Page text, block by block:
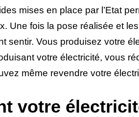
mises en place par l’Etat
Une fois la pose réalisée et
sentir. Vous produisez votre
votre électricité, vous
même revendre votre
votre